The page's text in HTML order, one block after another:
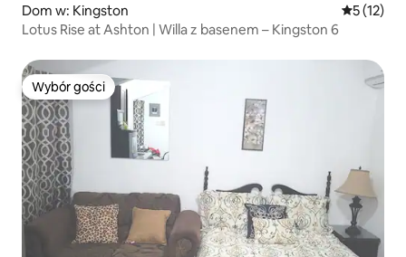
Dom w: Kingston Średnia
5 (12)
Lotus Rise at Ashton | Willa z basenem – Kingston 6
Wybór gości
Wybór gości